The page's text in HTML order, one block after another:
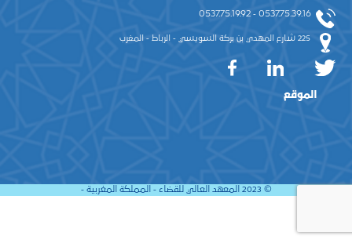
0537.75.39.16 - 0537.75.19.92
225 شارع المهدي بن بركة السويسي - الرباط - المغرب
الموقع
© 2023 المعهد العالي للقضاء - المملكة المغربية -